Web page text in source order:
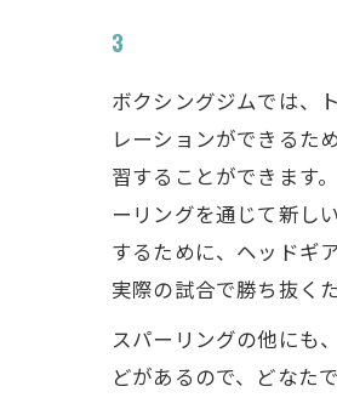
3
ボクシングジムでは、
レーションができるた
習することができます
ーリングを通じて新し
するために、ヘッドギ
実際の試合で勝ち抜く
スパーリングの他にも
どがあるので、どなた